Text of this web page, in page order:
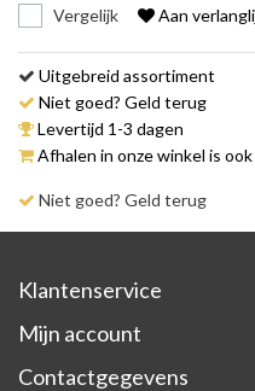
Vergelijk Aan
Uitgebreid assortiment
Niet goed? Geld terug
Levertijd 1-3 dagen
Afhalen in onze winkel is
Niet goed? Geld terug
Klantenservice
Mijn account
Contactgegevens